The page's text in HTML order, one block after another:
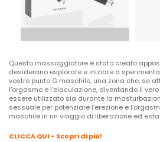
Questo massaggiatore è stato creato
desiderano esplorare e iniziare a
vostro punto G maschile, una zona che, se
l'orgasmo e l'eiaculazione, diventando il
essere utilizzato sia durante la
sessuale per potenziare l'erezione e
maschile in un viaggio di liberazione ed
CLICCA QUI - Scopri di più!